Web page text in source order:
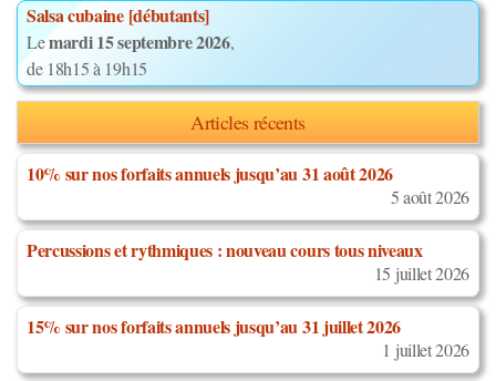
Salsa cubaine [débutants]
Lemardi 15 septembre 2026,
de 18h15 à 19h15
Articles récents
10% sur nos forfaits annuels jusqu’au 31 août 2026
5 août 2026
Percussions et rythmiques : nouveau cours tous niveaux
15 juillet 2026
15% sur nos forfaits annuels jusqu’au 31 juillet 2026
1 juillet 2026